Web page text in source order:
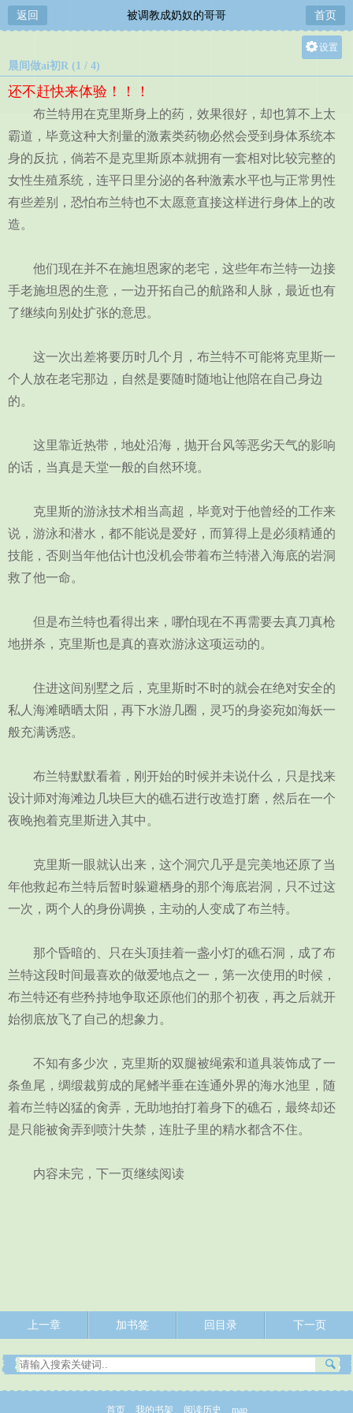
返回 被调教成奶奴的哥哥 首页
设置
中
小
晨间做ai初R (1 / 4)
还不赶快来体验！！！
布兰特用在克里斯身上的药，效果很好，却也算不上太
霸道，毕竟这种大剂量的激素类药物必然会受到身体系统本
身的反抗，倘若不是克里斯原本就拥有一套相对比较完整的
女性生殖系统，连平日里分泌的各种激素水平也与正常男性
有些差别，恐怕布兰特也不太愿意直接这样进行身体上的改
造。
他们现在并不在施坦恩家的老宅，这些年布兰特一边接
手老施坦恩的生意，一边开拓自己的航路和人脉，最近也有
了继续向别处扩张的意思。
这一次出差将要历时几个月，布兰特不可能将克里斯一
个人放在老宅那边，自然是要随时随地让他陪在自己身边
的。
这里靠近热带，地处沿海，抛开台风等恶劣天气的影响
的话，当真是天堂一般的自然环境。
克里斯的游泳技术相当高超，毕竟对于他曾经的工作来
说，游泳和潜水，都不能说是爱好，而算得上是必须精通的
技能，否则当年他估计也没机会带着布兰特潜入海底的岩洞
救了他一命。
但是布兰特也看得出来，哪怕现在不再需要去真刀真枪
地拼杀，克里斯也是真的喜欢游泳这项运动的。
住进这间别墅之后，克里斯时不时的就会在绝对安全的
私人海滩晒晒太阳，再下水游几圈，灵巧的身姿宛如海妖一
般充满诱惑。
布兰特默默看着，刚开始的时候并未说什么，只是找来
设计师对海滩边几块巨大的礁石进行改造打磨，然后在一个
夜晚抱着克里斯进入其中。
克里斯一眼就认出来，这个洞穴几乎是完美地还原了当
年他救起布兰特后暂时躲避栖身的那个海底岩洞，只不过这
一次，两个人的身份调换，主动的人变成了布兰特。
那个昏暗的、只在头顶挂着一盏小灯的礁石洞，成了布
兰特这段时间最喜欢的做爱地点之一，第一次使用的时候，
布兰特还有些矜持地争取还原他们的那个初夜，再之后就开
始彻底放飞了自己的想象力。
不知有多少次，克里斯的双腿被绳索和道具装饰成了一
条鱼尾，绸缎裁剪成的尾鳍半垂在连通外界的海水池里，随
着布兰特凶猛的肏弄，无助地拍打着身下的礁石，最终却还
是只能被肏弄到喷汁失禁，连肚子里的精水都含不住。
内容未完，下一页继续阅读
上一章 加书签 回目录 下一页
首页 我的书架 阅读历史 map